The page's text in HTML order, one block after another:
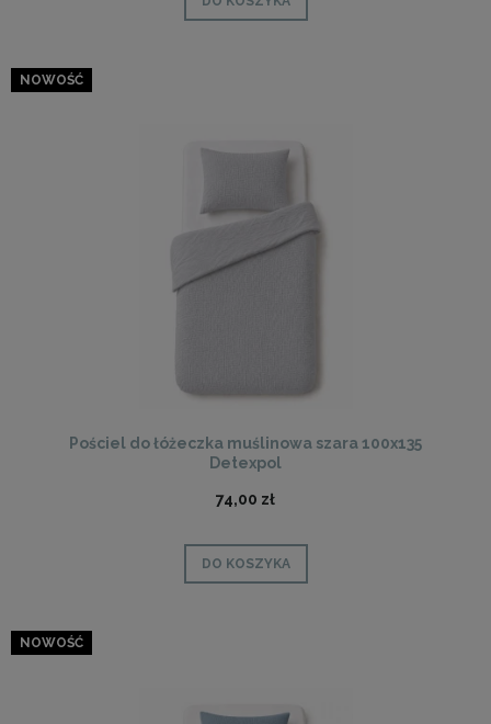
Pościel do łóżeczka muślinowa szara 100x135
Detexpol
74,00 zł
DO KOSZYKA
NOWOŚĆ
NOWOŚĆ